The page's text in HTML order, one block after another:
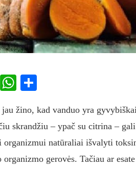
TwitterWhatsApp
žino, kad vanduo yra
skrandžiu – ypač su citrina –
organizmui natūraliai išvalyti
gerovės. Tačiau ar